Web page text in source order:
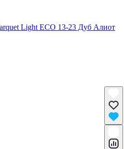
Light ЕСО 13-23 Дуб Алиот